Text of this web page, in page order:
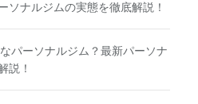
ソナルジムの実態を徹底解説！
パーソナルジム？最新パーソナ
説！